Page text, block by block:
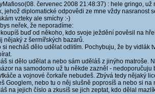
červenec 2008 21:48:37) : hele gringo,
jehož diplomatické odpovědi ze mne vždy nasranost
vzteky ale smíchy :-)
neřek, že neporadíme:
buď od někoho, kdo svoje ježdění pověsil na
nějaký z šermířských bazarů.
si necháš dělo udělat odlitím. Pochybuju, že by vidlák
si dělo udělat a nebo sám uděláš z jinýho matroše.
na samodomo už tu někde zazněl -
a vojnové čorkaře nebudeš. Zbývá tedy nějaký
Googlem, nebo tu o něj slušně poprosíš a nebo si
na jejich číslo a zkusíš se jich zeptat, kdo dělal